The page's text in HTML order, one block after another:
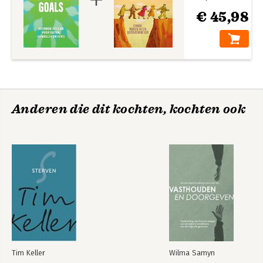
€ 45,98
Anderen die dit kochten, kochten ook
Tim Keller Wilma Samyn